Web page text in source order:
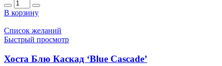
В корзину
Список желаний
Быстрый просмотр
Хоста Блю Каскад ‘Blue Cascade’